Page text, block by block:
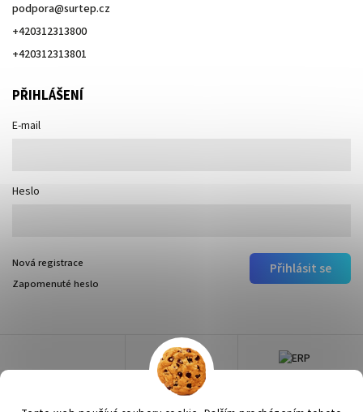
podpora@surtep.cz
+420312313800
+420312313801
PŘIHLÁŠENÍ
E-mail
Heslo
Přihlásit se
Nová registrace
Zapomenuté heslo